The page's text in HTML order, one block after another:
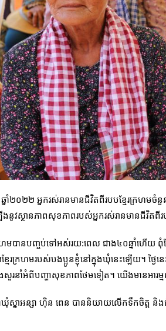
ឆ្នាំ២០២២ អ្នករស់រានមានជីវិតពីរបបខ្មែរក្រហ
ើងនូវស្ថានភាពសុខភាពរបស់អ្នករស់រានមានជីវិតពីរ
រហមបានបញ្ចប់ទៅអស់រយ:ពេល ជាង៤០ឆ្នាំហើយ
មែរក្រហមរបស់បងប្អូនខ្ញុំនៅក្នុងឃុំនេះឡើយ។ ថ្ង
រនាំអំពីបញ្ហាសុខភាពថែមទៀត។ យើងមានអារ
ាឃុំស្នាអន្សា ហ៊ិន ពេន បាននិយាយលើកទឹកចិត្ត